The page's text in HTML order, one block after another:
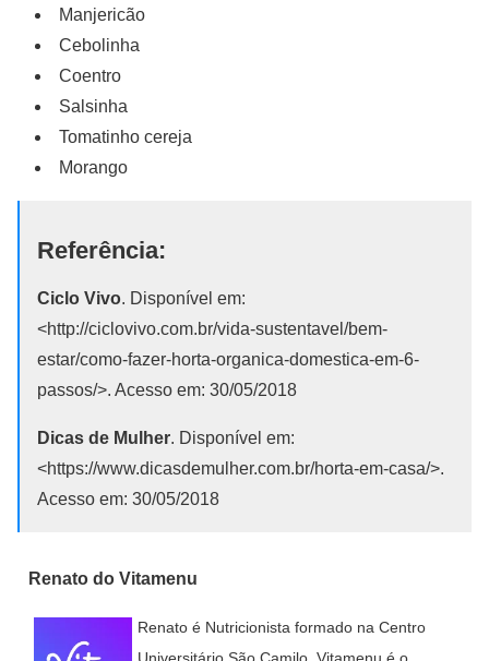
Manjericão
Cebolinha
Coentro
Salsinha
Tomatinho cereja
Morango
Referência:
Ciclo Vivo. Disponível em:
<http://ciclovivo.com.br/vida-sustentavel/bem-
estar/como-fazer-horta-organica-domestica-em-6-
passos/>. Acesso em: 30/05/2018
Dicas de Mulher. Disponível em:
<https://www.dicasdemulher.com.br/horta-em-casa/>.
Acesso em: 30/05/2018
Renato do Vitamenu
Renato é Nutricionista formado na Centro